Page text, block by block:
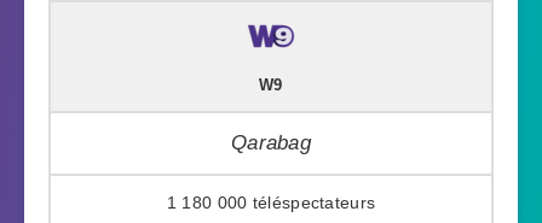
W9
Qarabag
1 180 000